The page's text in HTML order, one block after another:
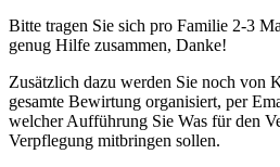
Bitte tragen Sie sich pro Familie 2-3
genug Hilfe zusammen, Danke!
Zusätzlich dazu werden Sie noch von
gesamte Bewirtung organisiert, per
welcher Aufführung Sie Was für den
Verpflegung mitbringen sollen.